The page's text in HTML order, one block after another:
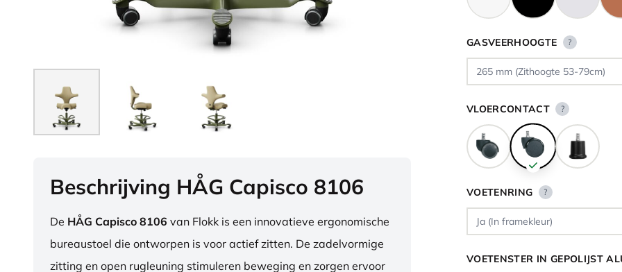
Beschrijving HÅG Capisco 8106
De HÅG Capisco 8106 van Flokk is een innovatieve ergonomische
bureaustoel die ontworpen is voor actief zitten. De zadelvormige
zitting en open rugleuning stimuleren beweging en zorgen ervoor
GASVEERHOOGTE ?
VLOERCONTACT ?
VOETENRING ?
VOETENSTER IN GEPOLIJST